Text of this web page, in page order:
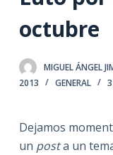
e
d
octubre
MIGUEL ÁNGEL
2013
GENERAL
Dejamos
un posta un